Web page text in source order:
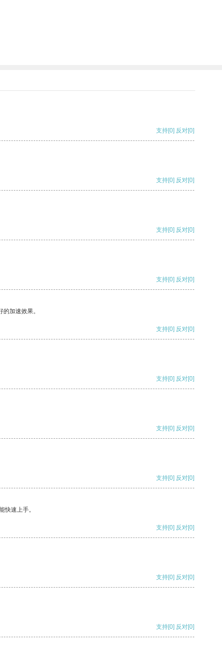
支持[0] 反对[0]
支持[0] 反对[0]
支持[0] 反对[0]
支持[0] 反对[0]
加速效果。
支持[0] 反对[0]
支持[0] 反对[0]
支持[0] 反对[0]
支持[0] 反对[0]
快速上手。
支持[0] 反对[0]
支持[0] 反对[0]
支持[0] 反对[0]